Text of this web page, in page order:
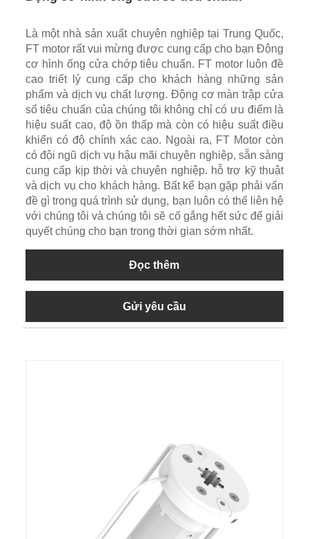
Là một nhà sản xuất chuyên nghiệp tại Trung Quốc,
FT motor rất vui mừng được cung cấp cho bạn Động
cơ hình ống cửa chớp tiêu chuẩn. FT motor luôn đề
cao triết lý cung cấp cho khách hàng những sản
phẩm và dịch vụ chất lượng. Động cơ màn trập cửa
sổ tiêu chuẩn của chúng tôi không chỉ có ưu điểm là
hiệu suất cao, độ ồn thấp mà còn có hiệu suất điều
khiển có độ chính xác cao. Ngoài ra, FT Motor còn
có đội ngũ dịch vụ hậu mãi chuyên nghiệp, sẵn sàng
cung cấp kịp thời và chuyên nghiệp. hỗ trợ kỹ thuật
và dịch vụ cho khách hàng. Bất kể bạn gặp phải vấn
đề gì trong quá trình sử dụng, bạn luôn có thể liên hệ
với chúng tôi và chúng tôi sẽ cố gắng hết sức để giải
quyết chúng cho bạn trong thời gian sớm nhất.
Đọc thêm
Gửi yêu cầu